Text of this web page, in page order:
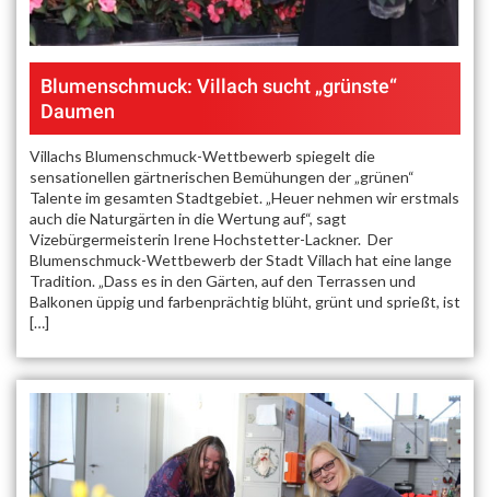
Blumenschmuck: Villach sucht „grünste“
Daumen
Villachs Blumenschmuck-Wettbewerb spiegelt die
sensationellen gärtnerischen Bemühungen der „grünen“
Talente im gesamten Stadtgebiet. „Heuer nehmen wir erstmals
auch die Naturgärten in die Wertung auf“, sagt
Vizebürgermeisterin Irene Hochstetter-Lackner. Der
Blumenschmuck-Wettbewerb der Stadt Villach hat eine lange
Tradition. „Dass es in den Gärten, auf den Terrassen und
Balkonen üppig und farbenprächtig blüht, grünt und sprießt, ist
[…]